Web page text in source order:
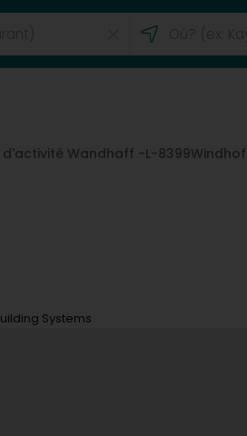
d'activité Wandhaff -L-8399
Systems